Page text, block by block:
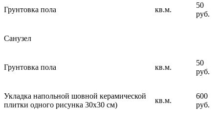
Грунтовка пола кв.м.
50
руб.
Санузел
Грунтовка пола кв.м.
50
руб.
Укладка напольной шовной керамической
плитки одного рисунка 30х30 см)
кв.м.
600
руб.